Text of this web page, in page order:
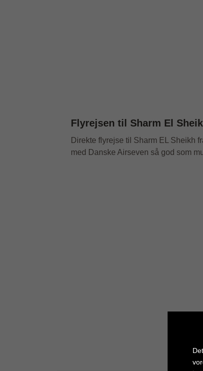
Flyrejsen til Sharm El
Direkte flyrejse til Sharm EL Sheikh
med Danske Airseven så god som